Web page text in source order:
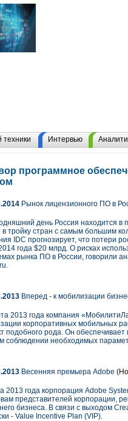
Интервью
программное
Рынок лицензионного ПО в
день Россия находится в
в тройку стран с самым большим
IDC прогнозирует, что потери
года $20 млрд. О рисках
рынка ПО в России, говорили
Вперед - к мобилизации
2013 года компания
корпоративных мобильных
подобного рода. Он
соблюдении необходимых
Весенняя премьера Adobe
2013 года корпорация Adobe
представителей корпорации,
бизнеса. В связи с выходом
- Value Incentive Plan (VIP).